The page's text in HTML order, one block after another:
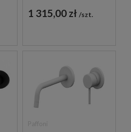
BIAŁA
1 315,00 zł szt.